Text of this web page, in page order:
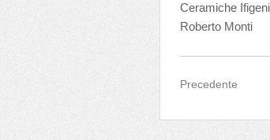
Ceramiche
Roberto Monti
Precedente